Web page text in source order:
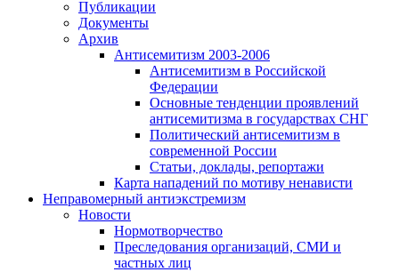
Публикации
Документы
Архив
Антисемитизм 2003-2006
Антисемитизм в Российской
Федерации
Основные тенденции проявлений
антисемитизма в государствах СНГ
Политический антисемитизм в
современной России
Статьи, доклады, репортажи
Карта нападений по мотиву ненависти
Неправомерный антиэкстремизм
Новости
Нормотворчество
Преследования организаций, СМИ и
частных лиц